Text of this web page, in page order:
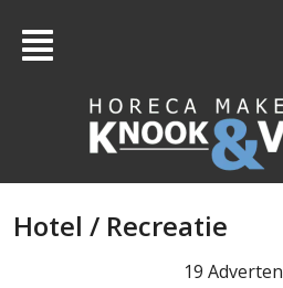
Hotel / Recreatie
19